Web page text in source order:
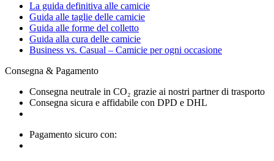
La guida definitiva alle camicie
Guida alle taglie delle camicie
Guida alle forme del colletto
Guida alla cura delle camicie
Business vs. Casual – Camicie per ogni occasione
Consegna & Pagamento
Consegna neutrale in CO₂ grazie ai nostri partner di trasporto
Consegna sicura e affidabile con DPD e DHL
Pagamento sicuro con: